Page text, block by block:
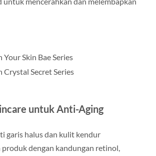
Your Skin Bae Series
Crystal Secret Series
untuk Anti-Aging
garis halus dan kulit kendur
dengan kandungan retinol,